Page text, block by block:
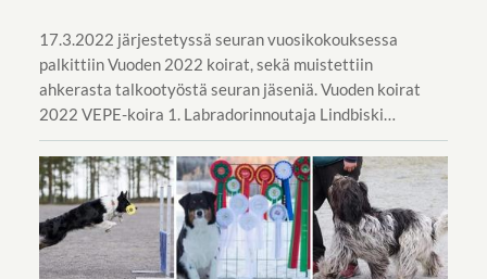
17.3.2022 järjestetyssä seuran vuosikokouksessa
palkittiin Vuoden 2022 koirat, sekä muistettiin
ahkerasta talkootyöstä seuran jäseniä. Vuoden koirat
2022 VEPE-koira 1. Labradorinnoutaja Lindbiski…